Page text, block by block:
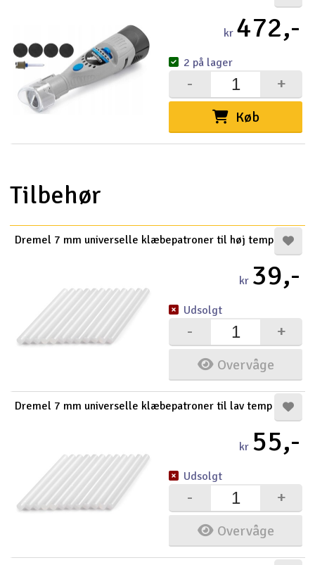
kr 472,-
Køb
+
-
2 på lager
Tilbehør
Dremel 7 mm universelle klæbepatroner til høj temp
kr 39,-
Overvåge
+
-
Udsolgt
Dremel 7 mm universelle klæbepatroner til lav temp
kr 55,-
Overvåge
+
-
Udsolgt